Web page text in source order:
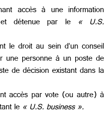
accès à une information
détenue par le « U.S.
le droit au sein d’un conseil
une personne à un poste de
de décision existant dans la
accès par vote (ou autre) à
le « U.S. business ».